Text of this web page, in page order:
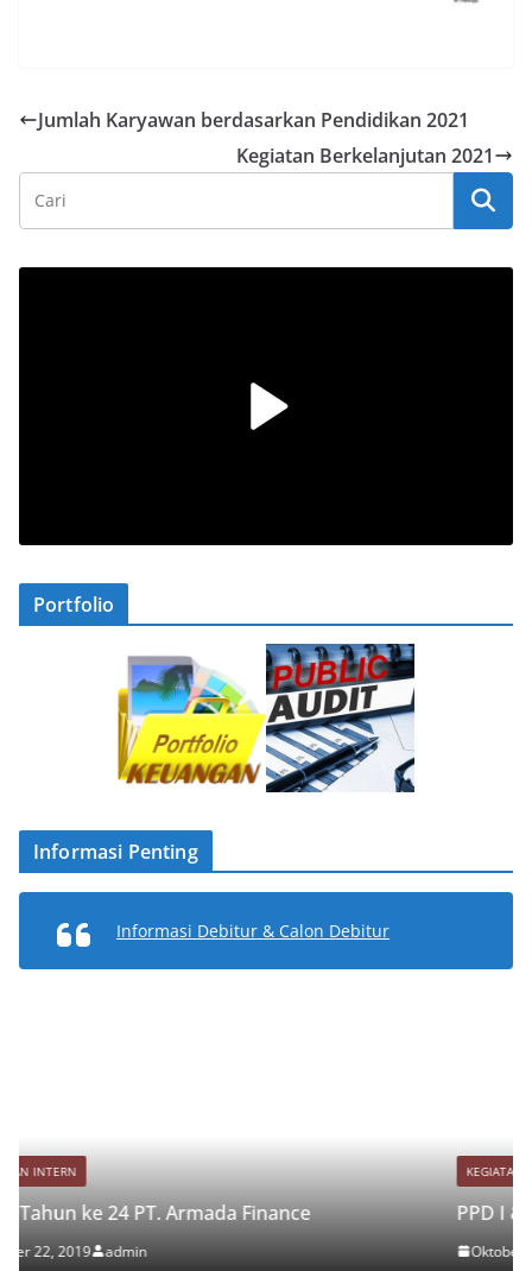
Jumlah Karyawan berdasarkan Pendidikan 2021
Kegiatan Berkelanjutan 2021
Portfolio
Informasi Penting
Informasi Debitur & Calon Debitur
PPD I & II Lampung 2019